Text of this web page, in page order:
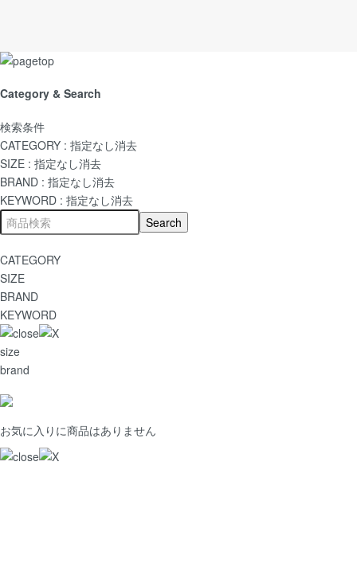
Category & Search
検索条件
CATEGORY : 指定なし消去
SIZE : 指定なし消去
BRAND : 指定なし消去
KEYWORD : 指定なし消去
CATEGORY
SIZE
BRAND
KEYWORD
size
brand
お気に入りに商品はありません